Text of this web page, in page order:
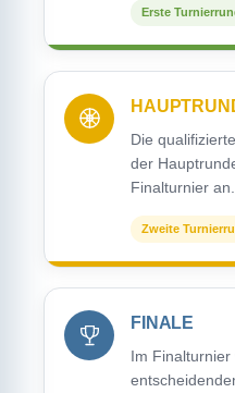
Erste
Die
der
Finalturnier an.
Zweite
FINALE
Im Finalturnier